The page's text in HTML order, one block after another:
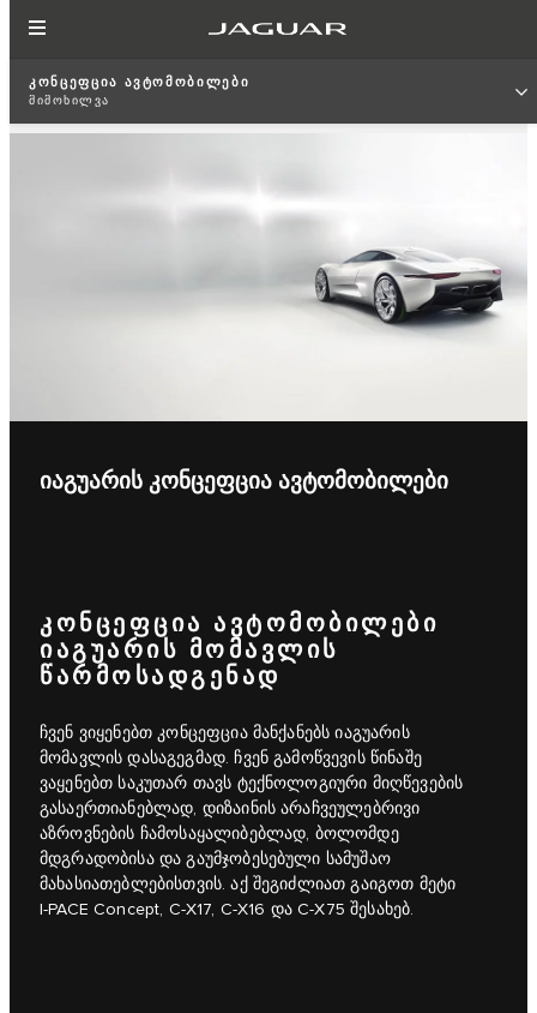
ᲙᲝᲜᲪᲔᲤᲪᲘᲐ ᲐᲕᲢᲝᲛᲝᲑᲘᲚᲔᲑᲘ
ᲛᲘᲛᲝᲮᲘᲚᲕᲐ
ᲘᲐᲒᲣᲐᲠᲘᲡ ᲙᲝᲜᲪᲔᲤᲪᲘᲐ ᲐᲕᲢᲝᲛᲝᲑᲘᲚᲔᲑᲘ
ᲙᲝᲜᲪᲔᲤᲪᲘᲐ ᲐᲕᲢᲝᲛᲝᲑᲘᲚᲔᲑᲘ
ᲘᲐᲒᲣᲐᲠᲘᲡ ᲛᲝᲛᲐᲕᲚᲘᲡ
ᲬᲐᲠᲛᲝᲡᲐᲓᲒᲔᲜᲐᲓ
ჩვენ ვიყენებთ კონცეფცია მანქანებს იაგუარის
მომავლის დასაგეგმად. ჩვენ გამოწვევის წინაშე
ვაყენებთ საკუთარ თავს ტექნოლოგიური მიღწევების
გასაერთიანებლად, დიზაინის არაჩვეულებრივი
აზროვნების ჩამოსაყალიბებლად, ბოლომდე
მდგრადობისა და გაუმჯობესებული სამუშაო
მახასიათებლებისთვის. აქ შეგიძლიათ გაიგოთ მეტი
I‑PACE Concept, C‑X17, C‑X16 და C‑X75 შესახებ.